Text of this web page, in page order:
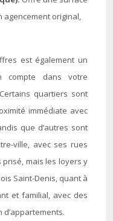
original,
est également un
compte dans votre
quartiers sont
immédiate avec
que d’autres sont
ville, avec ses rues
mais les loyers y
Saint-Denis, quant à
et familial, avec des